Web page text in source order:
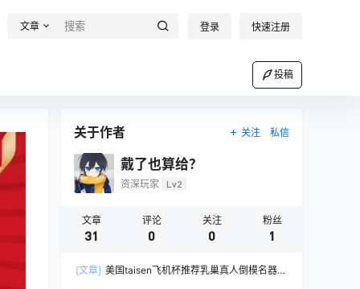
文章 登录 快速注册
投稿
关于作者 关注 私信
戴了也算给？
资深玩家 Lv2
文章
31
评论
0
关注
0
粉丝
1
[文章] 美国taisen飞机杯推荐乳巢真人倒模名器飞